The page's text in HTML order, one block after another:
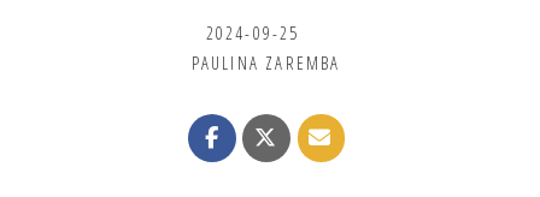
2024-09-25
PAULINA ZAREMBA